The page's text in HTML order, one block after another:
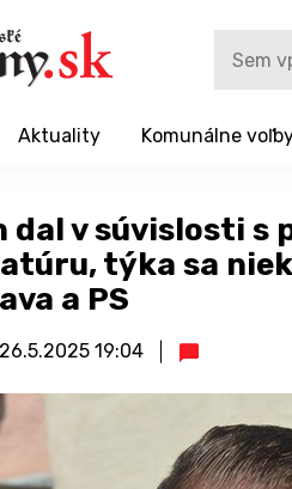
Aktuality Komunálne
dal v súvislosti s
týka sa
a PS
26.5.2025 19:04